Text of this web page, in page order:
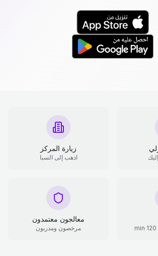
زيارة المركز
اذهب إلى السبا
معالجون معتمدون
مرخصون ومدربون